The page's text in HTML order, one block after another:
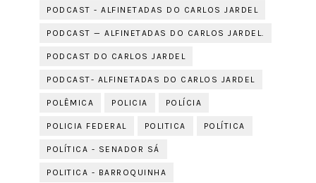
PODCAST - ALFINETADAS DO CARLOS JARDEL
PODCAST — ALFINETADAS DO CARLOS JARDEL.
PODCAST DO CARLOS JARDEL
PODCAST- ALFINETADAS DO CARLOS JARDEL
POLÊMICA POLICIA POLÍCIA
POLICIA FEDERAL POLITICA POLÍTICA
POLÍTICA - SENADOR SÁ
POLITICA - BARROQUINHA